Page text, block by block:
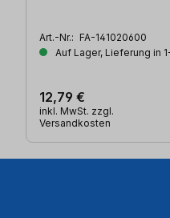
Art.-Nr.: FA-141020600
Auf Lager, Lieferung in
12,79 €
inkl. MwSt. zzgl.
Versandkosten